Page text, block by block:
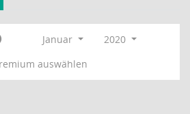
Januar
2020
auswählen